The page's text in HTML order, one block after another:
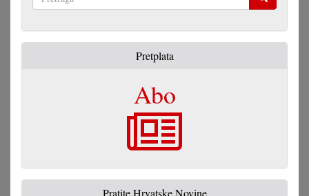
Pretplata
Abo
Pratite Hrvatske Novine